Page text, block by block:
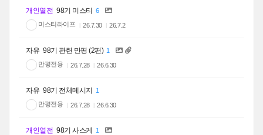
개인열전 98기 미스티
6
미스티라이프
26.7.30 26.7.2
자유 98기 관련 만평 (2편) 1
만평전용
26.7.28 26.6.30
자유 98기 전체메시지 1
만평전용
26.7.28 26.6.30
개인열전 98기 사스케 1